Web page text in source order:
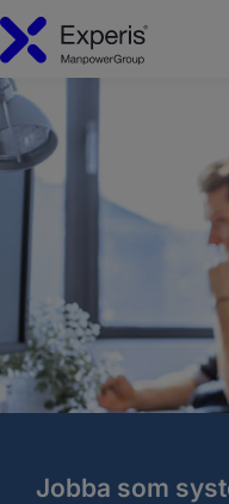
Jobba som